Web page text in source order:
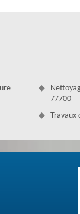
tous vos projets
pour intervenir
gratuite
de la
77700
Travaux